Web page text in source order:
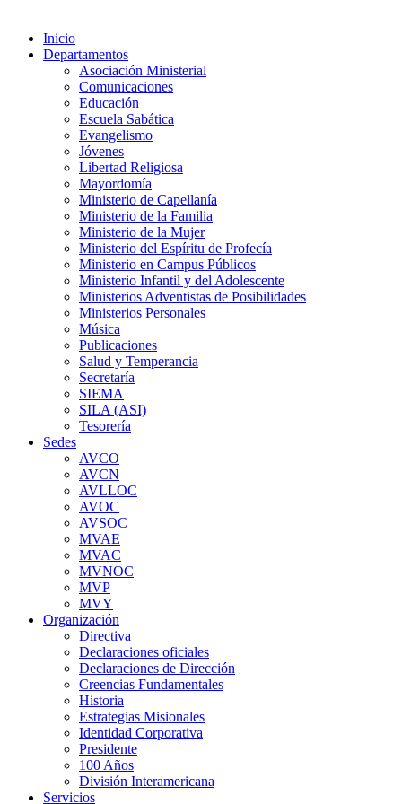
Inicio
Departamentos
Asociación Ministerial
Comunicaciones
Educación
Escuela Sabática
Evangelismo
Jóvenes
Libertad Religiosa
Mayordomía
Ministerio de Capellanía
Ministerio de la Familia
Ministerio de la Mujer
Ministerio del Espíritu de Profecía
Ministerio en Campus Públicos
Ministerio Infantil y del Adolescente
Ministerios Adventistas de Posibilidades
Ministerios Personales
Música
Publicaciones
Salud y Temperancia
Secretaría
SIEMA
SILA (ASI)
Tesorería
Sedes
AVCO
AVCN
AVLLOC
AVOC
AVSOC
MVAE
MVAC
MVNOC
MVP
MVY
Organización
Directiva
Declaraciones oficiales
Declaraciones de Dirección
Creencias Fundamentales
Historia
Estrategias Misionales
Identidad Corporativa
Presidente
100 Años
División Interamericana
Servicios